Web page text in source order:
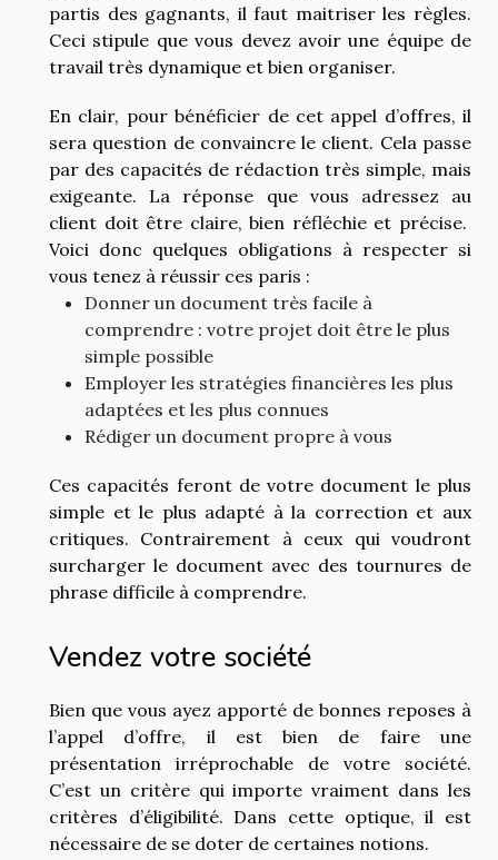
partis des gagnants, il faut maitriser les règles.
Ceci stipule que vous devez avoir une équipe de
travail très dynamique et bien organiser.
En clair, pour bénéficier de cet appel d’offres, il
sera question de convaincre le client. Cela passe
par des capacités de rédaction très simple, mais
exigeante. La réponse que vous adressez au
client doit être claire, bien réfléchie et précise.
Voici donc quelques obligations à respecter si
vous tenez à réussir ces paris :
Donner un document très facile à
comprendre : votre projet doit être le plus
simple possible
Employer les stratégies financières les plus
adaptées et les plus connues
Rédiger un document propre à vous
Ces capacités feront de votre document le plus
simple et le plus adapté à la correction et aux
critiques. Contrairement à ceux qui voudront
surcharger le document avec des tournures de
phrase difficile à comprendre.
Vendez votre société
Bien que vous ayez apporté de bonnes reposes à
l’appel d’offre, il est bien de faire une
présentation irréprochable de votre société.
C’est un critère qui importe vraiment dans les
critères d’éligibilité. Dans cette optique, il est
nécessaire de se doter de certaines notions.